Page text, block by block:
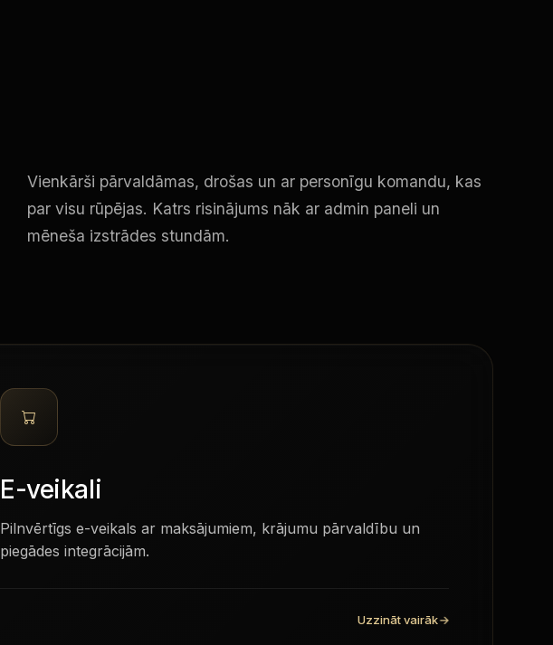
Vienkārši pārvaldāmas, drošas un ar personīgu komandu, kas
par visu rūpējas. Katrs risinājums nāk ar admin paneli un
mēneša izstrādes stundām.
E-veikali
Pilnvērtīgs e-veikals ar maksājumiem, krājumu pārvaldību un
piegādes integrācijām.
Uzzināt vairāk→